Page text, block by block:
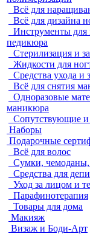
Всё для
Всё для дизайна
Инструменты
педикюра
Стерилизация и
Жидкости для
Средства ухода и
Всё для снятия
Одноразовые
маникюра
Сопутствующие и
Наборы
Подарочные
Всё для волос
Сумки,
Средства для
Уход за лицом и
Парафинотерапия
Товары для дома
Макияж
Визаж и Боди-Арт